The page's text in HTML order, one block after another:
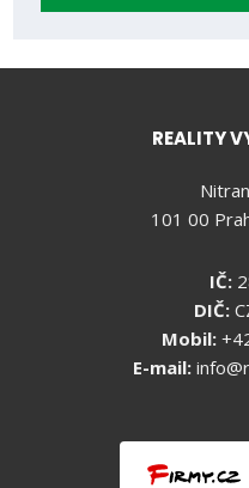
REALITY
101 00
IČ:
DIČ:
Mobil:
E-mail: